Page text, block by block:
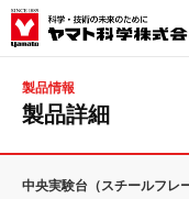
製品情報
製品詳細
中央実験台（スチールフレ